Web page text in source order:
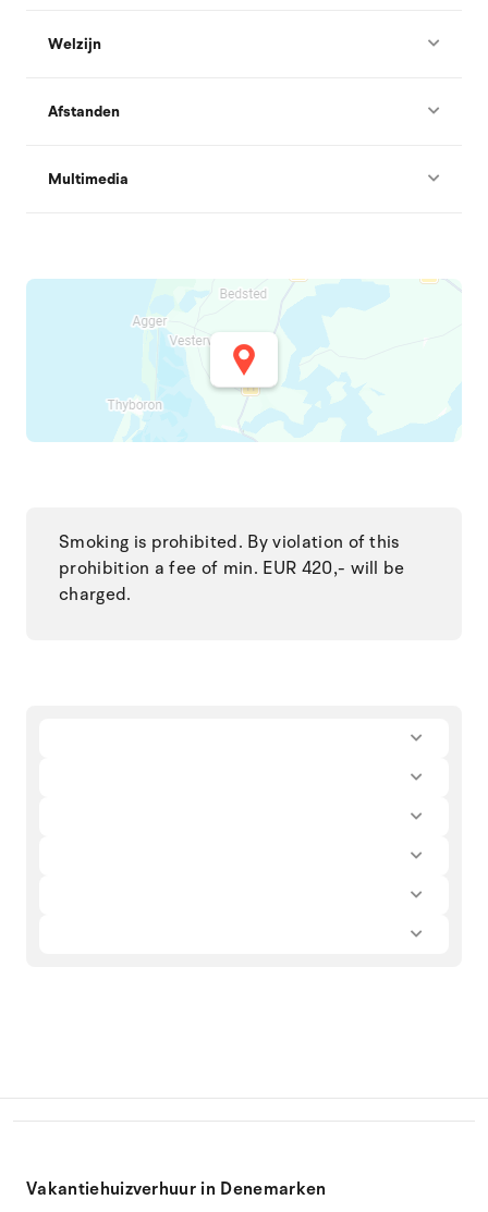
Welzijn
Afstanden
Multimedia
Smoking is prohibited. By violation of this
prohibition a fee of min. EUR 420,- will be
charged.
Vakantiehuizverhuur in Denemarken